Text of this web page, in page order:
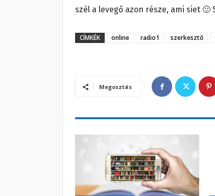
szél a levegő azon része, ami siet
CÍMKÉK online radio1 szerkesztő
Megosztás